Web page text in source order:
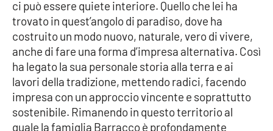
Parchi Marini Calabria
Leggendo Alvaro insieme
Imprese Di Calabria
Le perfidie di Antonella Grippo
ci può essere quiete interiore. Quello che lei ha
trovato in quest’angolo di paradiso, dove ha
costruito un modo nuovo, naturale, vero di vivere,
anche di fare una forma d’impresa alternativa. Così
ha legato la sua personale storia alla terra e ai
lavori della tradizione, mettendo radici, facendo
impresa con un approccio vincente e soprattutto
sostenibile. Rimanendo in questo territorio al
quale la famiglia Barracco è profondamente